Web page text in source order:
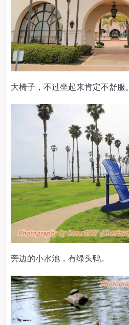
大椅子，不过坐起来肯定不舒服。
旁边的小水池，有绿头鸭。